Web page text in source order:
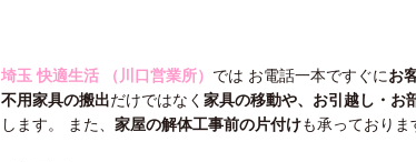
埼玉 快適生活 （川口営業所） では お電話一本ですぐにお
不用家具の搬出だけではなく 家具の移動や、 お引越し・ お
します。 また、 家屋の解体工事前の片付けも承っておりま